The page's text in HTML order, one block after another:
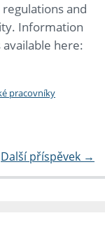
and
Information
here:
pracovníky
Další příspěvek →